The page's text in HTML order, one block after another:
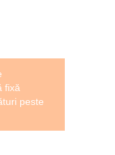
fixă
peste